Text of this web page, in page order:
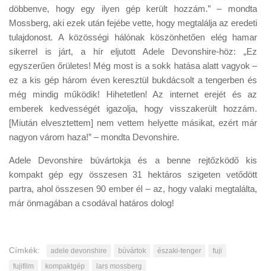
döbbenve, hogy egy ilyen gép került hozzám.” – mondta
Mossberg, aki ezek után fejébe vette, hogy megtalálja az eredeti
tulajdonost. A közösségi hálónak köszönhetően elég hamar
sikerrel is járt, a hír eljutott Adele Devonshire-höz: „Ez
egyszerűen őrületes! Még most is a sokk hatása alatt vagyok –
ez a kis gép három éven keresztül bukdácsolt a tengerben és
még mindig működik! Hihetetlen! Az internet erejét és az
emberek kedvességét igazolja, hogy visszakerült hozzám.
[Miután elvesztettem] nem vettem helyette másikat, ezért már
nagyon várom haza!” – mondta Devonshire.
Adele Devonshire búvártokja és a benne rejtőzködő kis
kompakt gép egy összesen 31 hektáros szigeten vetődött
partra, ahol összesen 90 ember él – az, hogy valaki megtalálta,
már önmagában a csodával határos dolog!
Címkék: adele devonshire búvártok északi-tenger
fuji
fujifilm
kompaktgép lars mossberg